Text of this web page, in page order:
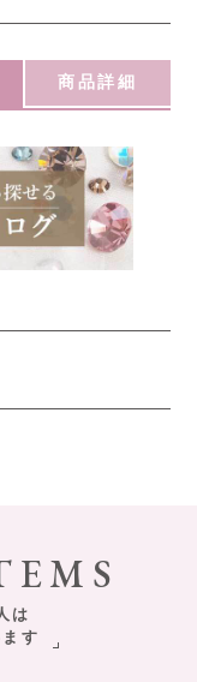
商品詳細
は
す